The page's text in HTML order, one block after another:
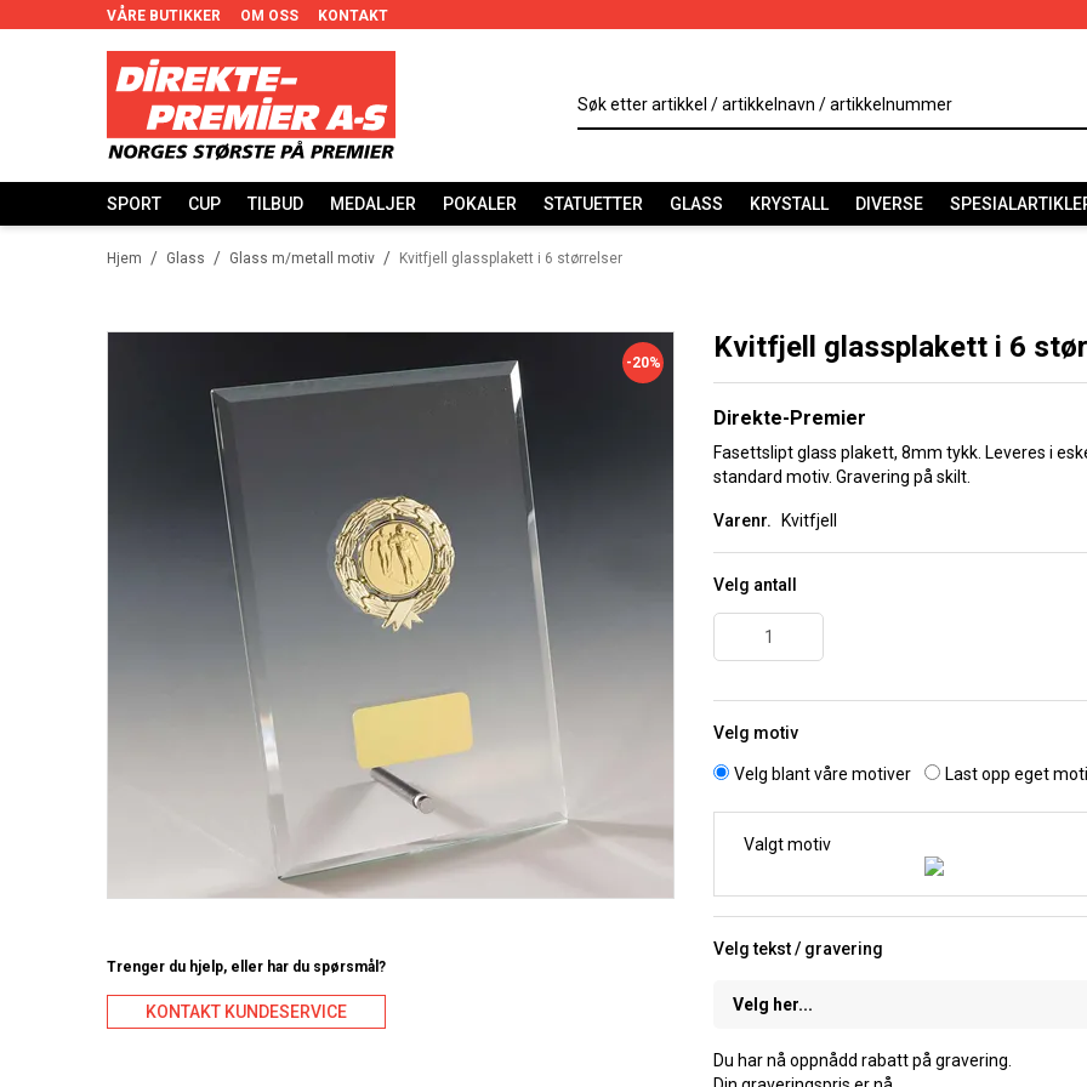
VÅRE BUTIKKER OM OSS KONTAKT
SPORT CUP TILBUD MEDALJER POKALER STATUETTER GLASS KRYSTALL DIVERSE
/
Hjem /
Glass /
Glass m/metall motiv Kvitfjell glassplakett i 6 størrelser
-20%
Trenger du hjelp, eller har du spørsmål?
KONTAKT KUNDESERVICE
Kvitfjell glassplakett i 6
Direkte-Premier
Fasettslipt glass plakett, 8mm tykk. Leveres i
standard motiv. Gravering på skilt.
Varenr. Kvitfjell
Velg antall
Velg motiv
Velg blant våre motiver Last opp eget
Valgt motiv
Velg tekst / gravering
Du har nå oppnådd rabatt på gravering.